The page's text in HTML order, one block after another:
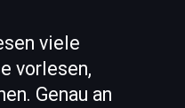
viele
vorlesen,
Genau an